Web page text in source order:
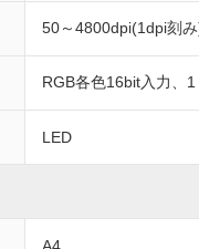
50～4800dpi(1dpi刻
RGB各色16bit入力、
LED